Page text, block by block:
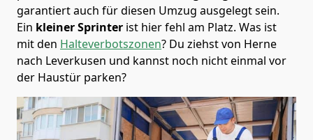
garantiert auch für diesen Umzug ausgelegt sein.
Ein kleiner Sprinter ist hier fehl am Platz. Was ist
mit den Halteverbotszonen? Du ziehst von Herne
nach Leverkusen und kannst noch nicht einmal vor
der Haustür parken?